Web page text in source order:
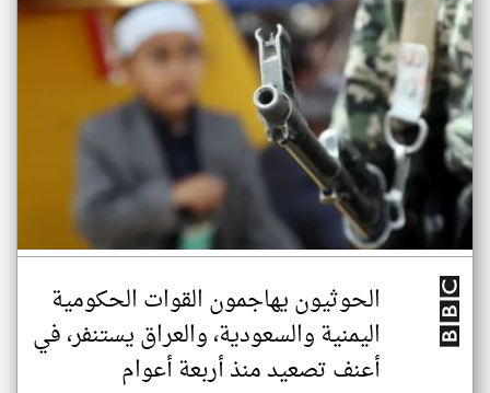
الحوثيون يهاجمون القوات الحكومية
اليمنية والسعودية، والعراق يستنفر، في
أعنف تصعيد منذ أربعة أعوام